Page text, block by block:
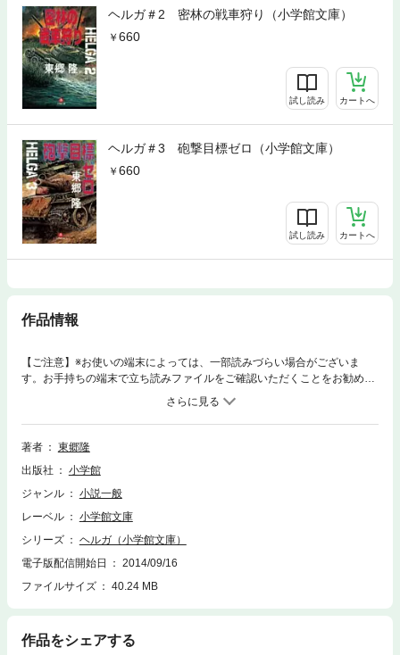
ヘルガ＃2 密林の戦車狩り（小学館文庫）
660
試し読み カートへ
ヘルガ＃3 砲撃目標ゼロ（小学館文庫）
660
試し読み カートへ
作品情報
【ご注意】※お使いの端末によっては、一部読みづらい場合がございま
す。お手持ちの端末で立ち読みファイルをご確認いただくことをお勧めし
ます。「モガンボ民主共和国」――アフリカの小国、埋蔵希少金属資源を
めぐり、旧宗主国に操られ、部族抗争の真っ只中にある。T55型戦車〈ヘ
ルガ〉の力により解放戦線は急展開。ゲリラの指導者・T55戦車の指揮官
が日本人らしいとの噂にあわてた日本政府は、極秘に開発中のT90戦車を
字サイズだけを拡大・縮小することはできませんので、予めご了承くださ
い。 試し読みファイルにより、ご購入前にお手持ちの端末での表示をご確
著者
東郷隆
出版社
小学館
ジャンル
小説一般
レーベル
小学館文庫
シリーズ
ヘルガ（小学館文庫）
電子版配信開始日
2014/09/16
ファイルサイズ
40.24 MB
作品をシェアする